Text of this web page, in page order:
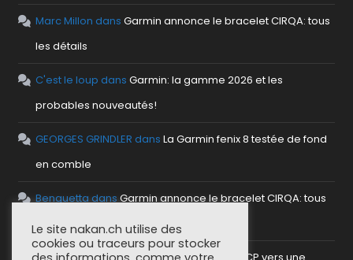
Marc Millon dansGarmin annonce le bracelet CIRQA: tous
les détails
C'est le loup dansGarmin: la gamme 2026 et les
probables nouveautés!
GEORGES GRINDLER dansLa Garmin fenix 8 testée de fond
en comble
Benguetta dansGarmin annonce le bracelet CIRQA: tous
les détails
Le site nakan.ch utilise des
cookies ou traceurs pour stocker